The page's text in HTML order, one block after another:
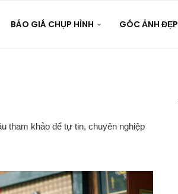
BÁO GIÁ CHỤP HÌNH GÓC ẢNH ĐẸP
tham khảo để tự tin, chuyên nghiệp